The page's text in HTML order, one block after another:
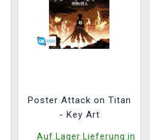
Poster Attack on Titan
- Key Art
Auf Lager Lieferung in